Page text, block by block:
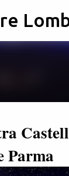
Parma